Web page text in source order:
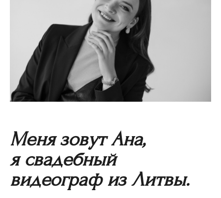
Меня зовут Ана,
я свадебный
видеограф из Литвы.